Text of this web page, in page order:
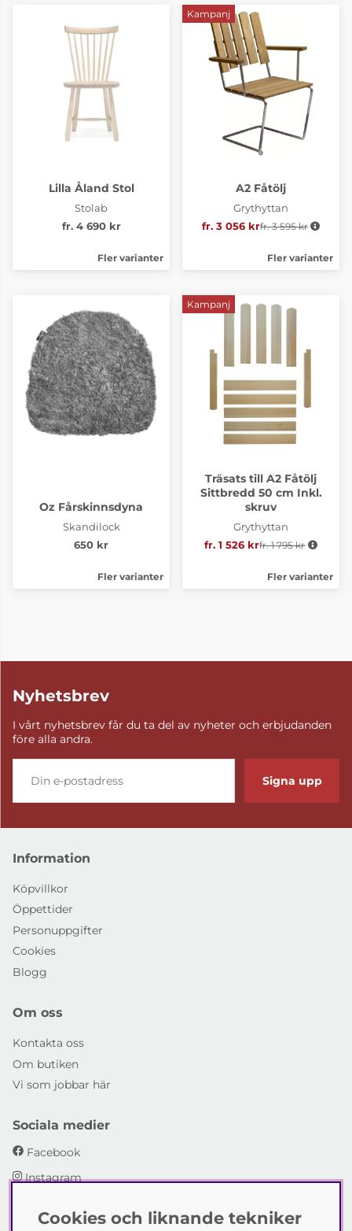
Lilla Åland Stol
Stolab
fr. 4 690 kr
Fler varianter
Kampanj
A2 Fåtölj
Grythyttan
fr. 3 056 krOrdinarie pris:
fr. 3 595 kr
Fler varianter
Oz Fårskinnsdyna
Skandilock
650 kr
Fler varianter
Kampanj
Träsats till A2 Fåtölj
Sittbredd 50 cm Inkl.
skruv
Grythyttan
fr. 1 526 krOrdinarie pris:
fr. 1 795 kr
Fler varianter
Nyhetsbrev
I vårt nyhetsbrev får du ta del av nyheter och erbjudanden
före alla andra.
Signa upp
Information
Köpvillkor
Öppettider
Personuppgifter
Cookies
Blogg
Om oss
Kontakta oss
Om butiken
Vi som jobbar här
Sociala medier
Facebook
Instagram
Emmaboda Möbler AB
Cookies och liknande tekniker